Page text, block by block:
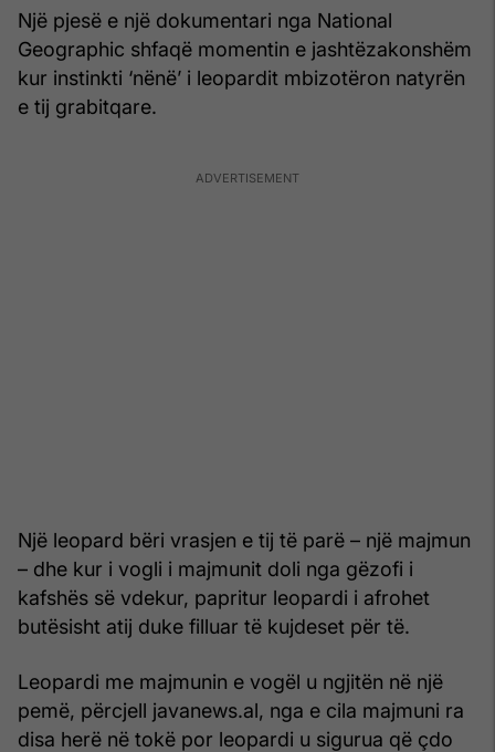
Një pjesë e një dokumentari nga National
Geographic shfaqë momentin e jashtëzakonshëm
kur instinkti ‘nënë’ i leopardit mbizotëron natyrën
e tij grabitqare.
Një leopard bëri vrasjen e tij të parë – një majmun
– dhe kur i vogli i majmunit doli nga gëzofi i
kafshës së vdekur, papritur leopardi i afrohet
butësisht atij duke filluar të kujdeset për të.
Leopardi me majmunin e vogël u ngjitën në një
pemë, përcjell javanews.al, nga e cila majmuni ra
disa herë në tokë por leopardi u sigurua që çdo